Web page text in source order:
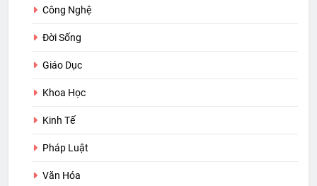
Công Nghệ
Đời Sống
Giáo Dục
Khoa Học
Kinh Tế
Pháp Luật
Văn Hóa